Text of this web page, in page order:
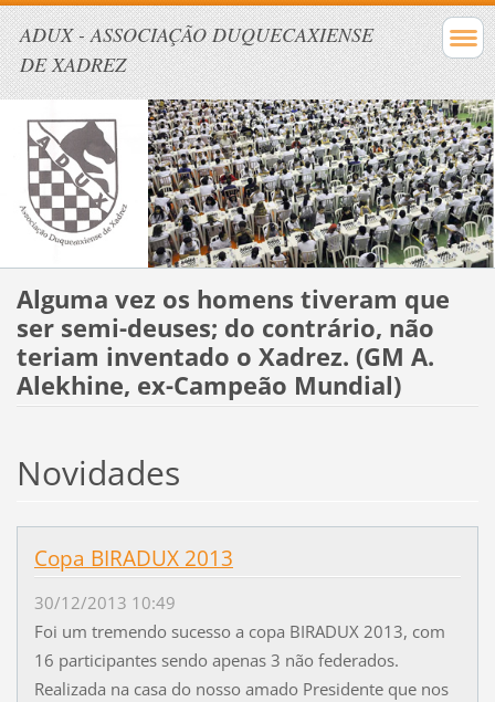
ADUX - ASSOCIAÇÃO DUQUECAXIENSE
DE XADREZ
Alguma vez os homens tiveram que
ser semi-deuses; do contrário, não
teriam inventado o Xadrez. (GM A.
Alekhine, ex-Campeão Mundial)
Novidades
Copa BIRADUX 2013
30/12/2013 10:49
Foi um tremendo sucesso a copa BIRADUX 2013, com
16 participantes sendo apenas 3 não federados.
Realizada na casa do nosso amado Presidente que nos